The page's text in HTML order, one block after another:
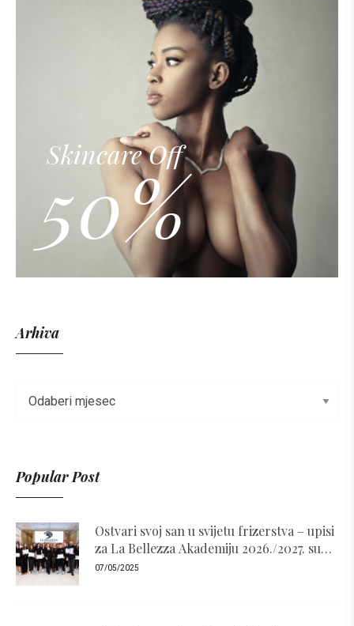
Skincare Off
50%
Arhiva
Popular Post
Ostvari svoj san u svijetu frizerstva – upisi
za La Bellezza Akademiju 2026./2027. su
otvoreni!
07/05/2025